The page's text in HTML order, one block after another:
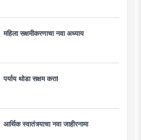
महिला सक्षमीकरणाचा नवा अध्याय
पर्याय थोडा सक्षम करा!
आर्थिक स्वातंत्र्याचा नवा जाहीरनामा